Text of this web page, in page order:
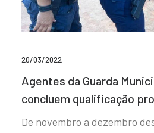
20/03/2022
Agentes da Guarda
concluem qualificação
De novembro a dezembro